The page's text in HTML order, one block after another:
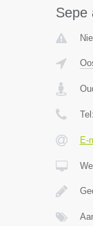
Sepe
Tel:
E-